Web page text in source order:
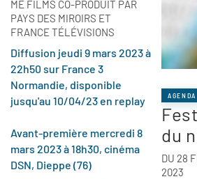
ME FILMS CO-PRODUIT PAR
PAYS DES MIROIRS ET
FRANCE TÉLÉVISIONS
Diffusion jeudi 9 mars 2023 à
22h50 sur France 3
Normandie, disponible
jusqu'au 10/04/23 en replay
Avant-première mercredi 8
mars 2023 à 18h30, cinéma
DSN, Dieppe (76)
AGENDA
du
DU 28
2023